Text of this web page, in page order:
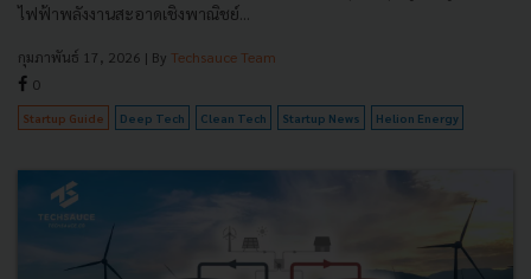
ไฟฟ้าพลังงานสะอาดเชิงพาณิชย์...
กุมภาพันธ์ 17, 2026 | By Techsauce Team
0
Startup Guide Deep Tech Clean Tech Startup News Helion Energy